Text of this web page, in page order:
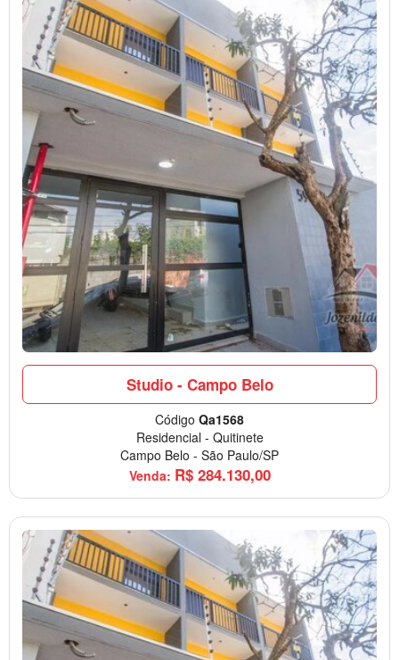
Studio - Campo Belo
Código Qa1568
Residencial - Quitinete
Campo Belo - São Paulo/SP
Venda: R$ 284.130,00